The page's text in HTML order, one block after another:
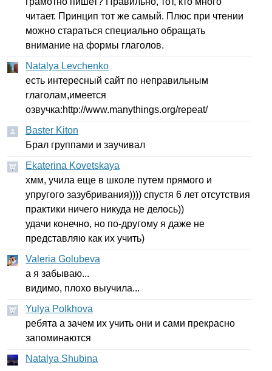
читает. Принцип тот же самый. Плюс при чтении
можно стараться специально обращать
внимание на формы глаголов.
Natalya Levchenko
есть интересный сайт по неправильным
глаголам,имеется
озвучка:http://www.manythings.org/repeat/
Baster Kiton
Брал группами и заучивал
Ekaterina Kovetskaya
хмм, учила еще в школе путем прямого и
упругого зазубривания)))) спустя 6 лет отсутствия
практики ничего никуда не делось))
удачи конечно, но по-другому я даже не
представляю как их учить)
Valeria Golubeva
а я забываю...
видимо, плохо выучила...
Yulya Polkhova
ребята а зачем их учить они и сами прекрасно
запоминаются
Natalya Shubina